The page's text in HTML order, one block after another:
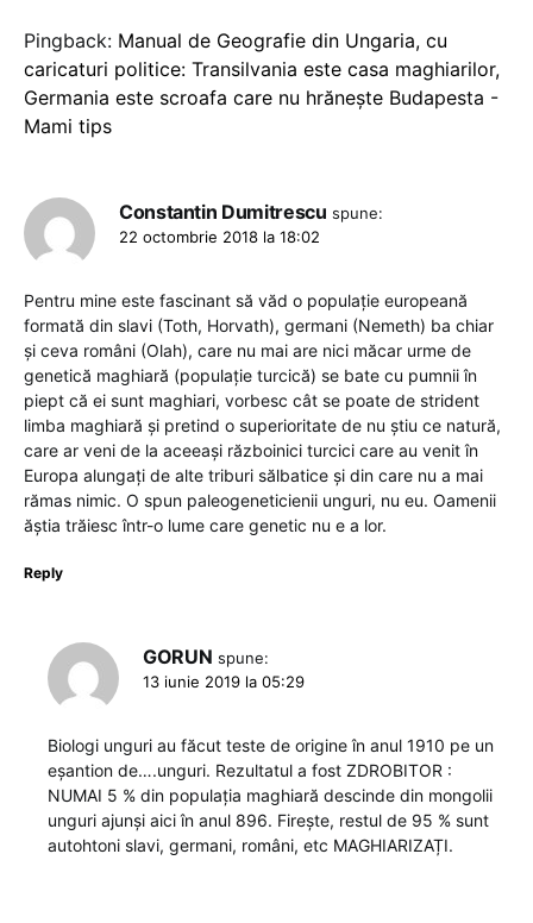
Pingback: Manual de Geografie din Ungaria, cu
caricaturi politice: Transilvania este casa maghiarilor,
Germania este scroafa care nu hrănește Budapesta -
Mami tips
Constantin Dumitrescu spune:
22 octombrie 2018 la 18:02
Pentru mine este fascinant să văd o populație europeană
formată din slavi (Toth, Horvath), germani (Nemeth) ba chiar
și ceva români (Olah), care nu mai are nici măcar urme de
genetică maghiară (populație turcică) se bate cu pumnii în
piept că ei sunt maghiari, vorbesc cât se poate de strident
limba maghiară și pretind o superioritate de nu știu ce natură,
care ar veni de la aceeași războinici turcici care au venit în
Europa alungați de alte triburi sălbatice și din care nu a mai
rămas nimic. O spun paleogeneticienii unguri, nu eu. Oamenii
ăștia trăiesc într-o lume care genetic nu e a lor.
Reply
GORUN spune:
13 iunie 2019 la 05:29
Biologi unguri au făcut teste de origine în anul 1910 pe un
eșantion de….unguri. Rezultatul a fost ZDROBITOR :
NUMAI 5 % din populația maghiară descinde din mongolii
unguri ajunși aici în anul 896. Firește, restul de 95 % sunt
autohtoni slavi, germani, români, etc MAGHIARIZAȚI.